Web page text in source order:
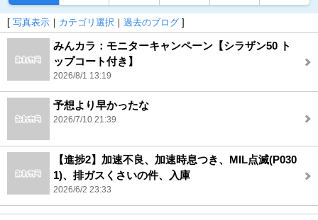
[ 写真表示 ｜ カテゴリ選択 ｜ 過去のブログ ]
みんカラ：モニターキャンペーン【シラザン50 ト
ップコート付き】
2026/8/1 13:19
予想より早かったな
2026/7/10 21:39
【進捗2】加速不良、加速時息つき、MIL点滅(P030
1)、排ガスくさいの件、入庫
2026/6/2 23:33